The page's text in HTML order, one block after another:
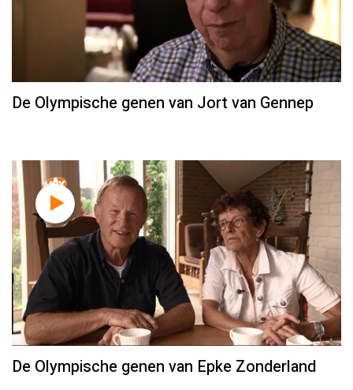
De Olympische genen van Jort van Gennep
De Olympische genen van Epke Zonderland